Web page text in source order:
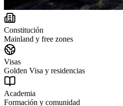
Constitución
Mainland y free zones
Visas
Golden Visa y residencias
Academia
Formación y comunidad